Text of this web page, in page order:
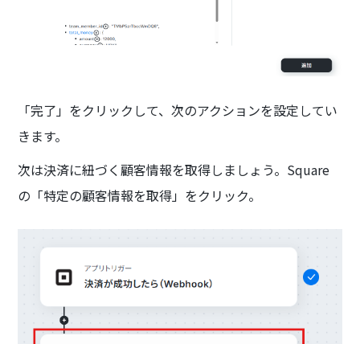
「完了」をクリックして、次のアクションを設定してい
きます。
次は決済に紐づく顧客情報を取得しましょう。Square
の「特定の顧客情報を取得」をクリック。